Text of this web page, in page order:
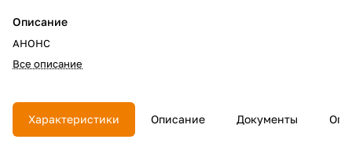
Описание
АНОНС
Все описание
Характеристики Описание Документы